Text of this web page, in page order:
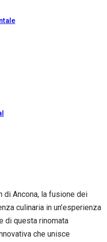
di Ancona, la fusione dei
culinaria in un’esperienza
di questa rinomata
che unisce